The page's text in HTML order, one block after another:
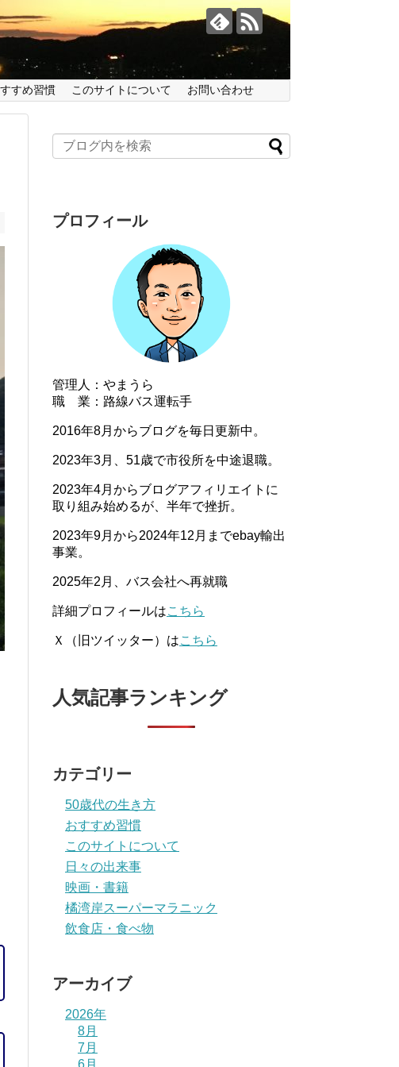
すめ習慣 このサイトについて お問い合わせ
プロフィール
管理人：やまうら
職 業：路線バス運転手
2016年8月からブログを毎日更新中。
2023年3月、51歳で市役所を中途退職。
2023年4月からブログアフィリエイトに
取り組み始めるが、半年で挫折。
2023年9月から2024年12月までebay輸出
事業。
2025年2月、バス会社へ再就職
詳細プロフィールはこちら
Ｘ（旧ツイッター）はこちら
人気記事ランキング
カテゴリー
50歳代の生き方
おすすめ習慣
このサイトについて
日々の出来事
映画・書籍
橘湾岸スーパーマラニック
飲食店・食べ物
アーカイブ
2026年
8月
7月